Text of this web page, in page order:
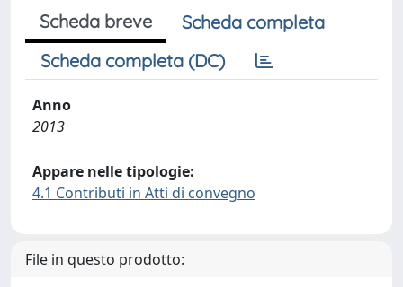
Scheda breve
Scheda completa
Scheda completa (DC)
Anno
2013
Appare nelle tipologie:
4.1 Contributi in Atti di convegno
File in questo prodotto: